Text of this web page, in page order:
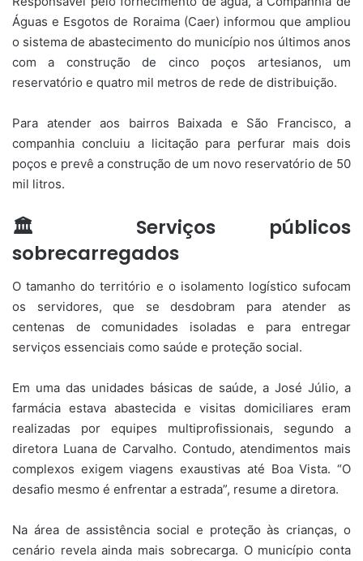
Águas e Esgotos de Roraima (Caer) informou que ampliou
o sistema de abastecimento do município nos últimos anos
com a construção de cinco poços artesianos, um
reservatório e quatro mil metros de rede de distribuição.
Para atender aos bairros Baixada e São Francisco, a
companhia concluiu a licitação para perfurar mais dois
poços e prevê a construção de um novo reservatório de 50
mil litros.
🏛️ Serviços públicos
sobrecarregados
O tamanho do território e o isolamento logístico sufocam
os servidores, que se desdobram para atender as
centenas de comunidades isoladas e para entregar
serviços essenciais como saúde e proteção social.
Em uma das unidades básicas de saúde, a José Júlio, a
farmácia estava abastecida e visitas domiciliares eram
realizadas por equipes multiprofissionais, segundo a
diretora Luana de Carvalho. Contudo, atendimentos mais
complexos exigem viagens exaustivas até Boa Vista. “O
desafio mesmo é enfrentar a estrada”, resume a diretora.
Na área de assistência social e proteção às crianças, o
cenário revela ainda mais sobrecarga. O município conta